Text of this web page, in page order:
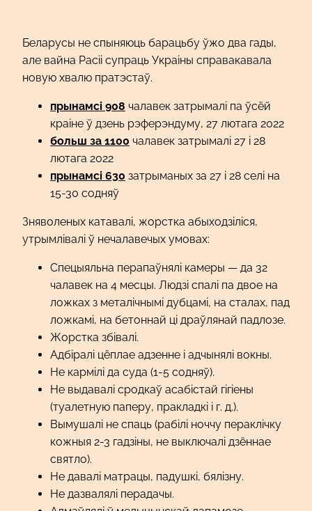
Беларусы не спыняюць барацьбу ўжо два гады,
але вайна Расіі супраць Украіны справакавала
новую хвалю пратэстаў.
прынамсі 908 чалавек затрымалі па ўсёй
краіне ў дзень рэферэндуму, 27 лютага 2022
больш за 1100 чалавек затрымалі 27 і 28
лютага 2022
прынамсі 630 затрыманых за 27 і 28 селі на
15-30 содняў
Зняволеных катавалі, жорстка абыходзіліся,
утрымлівалі ў нечалавечых умовах:
Спецыяльна перапаўнялі камеры — да 32
чалавек на 4 месцы. Людзі спалі па двое на
ложках з металічнымі дубцамі, на сталах, пад
ложкамі, на бетоннай ці драўлянай падлозе.
Жорстка збівалі.
Адбіралі цёплае адзенне і адчынялі вокны.
Не кармілі да суда (1-5 содняў).
Не выдавалі сродкаў асабістай гігіены
(туалетную паперу, пракладкі і г. д.).
Вымушалі не спаць (рабілі ноччу пераклічку
кожныя 2-3 гадзіны, не выключалі дзённае
святло).
Не давалі матрацы, падушкі, бялізну.
Не дазвалялі перадачы.